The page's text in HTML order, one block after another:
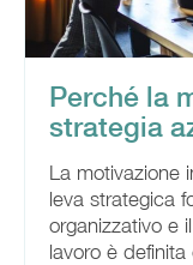
Perché la
strategia
La motivazione
leva strategica
organizzativo e
lavoro è